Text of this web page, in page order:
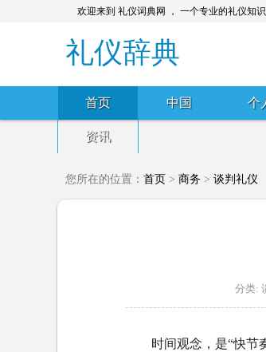
欢迎来到 礼仪词典网 ， 一个专业的礼仪知识
礼仪辞典
首页 中国 个
资讯
您所在的位置： 首页 > 商务 > 谈判礼仪
分类:
时间观念，是“快节